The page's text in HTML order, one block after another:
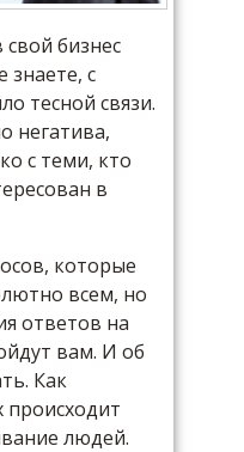
бизнес
с
тесной связи.
негатива,
с теми, кто
в
которые
всем, но
ответов на
вам. И об
Как
происходит
людей.